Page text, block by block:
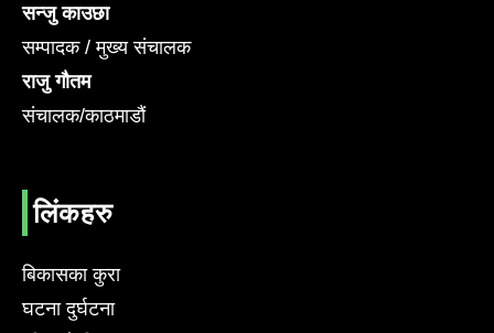
सन्जु काउछा
सम्पादक / मुख्य संचालक
राजु गौतम
संचालक/काठमाडौं
लिंकहरु
बिकासका कुरा
घटना दुर्घटना